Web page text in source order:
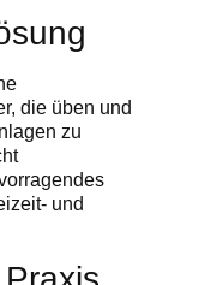
die üben und
zu
und